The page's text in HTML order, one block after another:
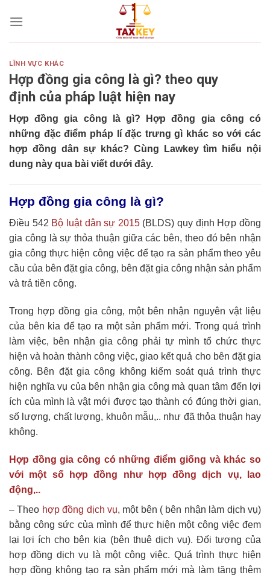
LĨNH VỰC KHÁC
Hợp đồng gia công là gì? theo quy
định của pháp luật hiện nay
Hợp đồng gia công là gì? Hợp đồng gia công có
những đặc điểm pháp lí đặc trưng gì khác so với các
hợp đồng dân sự khác? Cùng Lawkey tìm hiểu nội
dung này qua bài viết dưới đây.
Hợp đồng gia công là gì?
Điều 542 Bộ luật dân sự 2015(BLDS) quy định Hợp đồng
gia công là sự thỏa thuận giữa các bên, theo đó bên nhận
gia công thực hiện công việc để tạo ra sản phẩm theo yêu
cầu của bên đặt gia công, bên đặt gia công nhận sản phẩm
và trả tiền công.
Trong hợp đồng gia công, một bên nhận nguyên vật liệu
của bên kia để tạo ra một sản phẩm mới. Trong quá trình
làm việc, bên nhận gia công phải tự mình tổ chức thực
hiện và hoàn thành công việc, giao kết quả cho bên đặt gia
công. Bên đặt gia công không kiểm soát quá trình thực
hiện nghĩa vụ của bên nhận gia công mà quan tâm đến lợi
ích của mình là vật mới được tạo thành có đúng thời gian,
số lượng, chất lượng, khuôn mẫu,.. như đã thỏa thuận hay
không.
Hợp đồng gia công có những điểm giống và khác so
với một số hợp đồng như hợp đồng dịch vụ, lao
động,..
– Theo hợp đồng dịch vụ, một bên ( bên nhận làm dịch vụ)
bằng công sức của mình để thực hiện một công việc đem
lại lợi ích cho bên kia (bên thuê dịch vụ). Đối tượng của
hợp đồng dịch vụ là một công việc. Quá trình thực hiện
hợp đồng không tạo ra sản phẩm mới mà làm tăng thêm